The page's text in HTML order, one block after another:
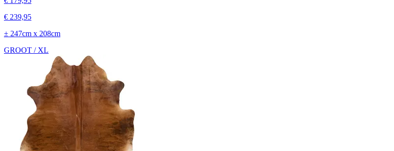
€ 239,95
± 247cm x 208cm
GROOT / XL